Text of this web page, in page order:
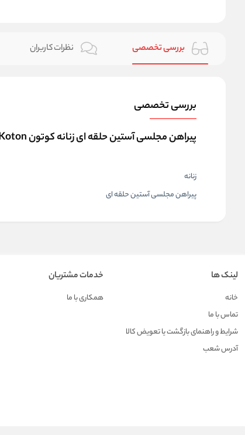
بررسی تخصصی نظرات کاربران
بررسی تخصصی
پیراهن مجلسی آستین حلقه ای زنانه کوتون Koton کد 5SAL80149IK
زنانه
پیراهن مجلسی آستین حلقه ای
لینک ها
خانه
تماس با ما
شرایط و راهنمای بازگشت یا تعویض کالا
آدرس شعب
خدمات مشتریان
همکاری با ما